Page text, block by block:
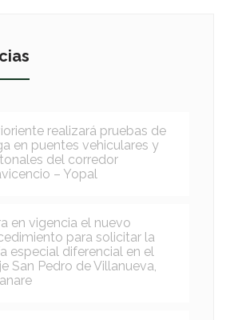
realizará pruebas de
en puentes vehiculares y
del corredor
– Yopal
en vigencia el nuevo
para solicitar la
especial diferencial en el
San Pedro de Villanueva,